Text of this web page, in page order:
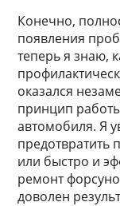
Конечно,
появления
теперь я знаю,
оказался
принцип
автомобиля. Я
предотвратить
или быстро и
ремонт
доволен